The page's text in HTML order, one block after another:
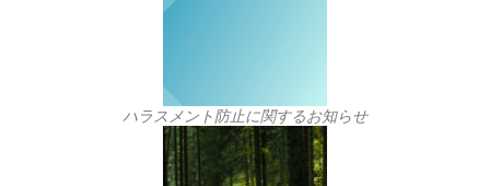
ハラスメント防止に関するお知らせ